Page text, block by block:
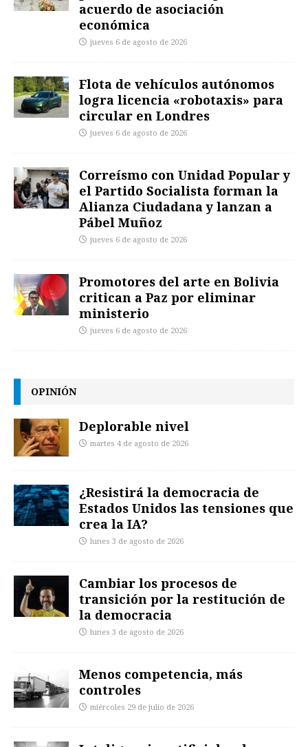
acuerdo de asociación
económica
jueves 6 de agosto de 2026
Flota de vehículos autónomos
logra licencia «robotaxis» para
circular en Londres
jueves 6 de agosto de 2026
Correísmo con Unidad Popular y
el Partido Socialista forman la
Alianza Ciudadana y lanzan a
Pábel Muñoz
jueves 6 de agosto de 2026
Promotores del arte en Bolivia
critican a Paz por eliminar
ministerio
jueves 6 de agosto de 2026
OPINIÓN
Deplorable nivel
martes 4 de agosto de 2026
¿Resistirá la democracia de
Estados Unidos las tensiones que
crea la IA?
lunes 3 de agosto de 2026
Cambiar los procesos de
transición por la restitución de
la democracia
lunes 3 de agosto de 2026
Menos competencia, más
controles
miércoles 29 de julio de 2026